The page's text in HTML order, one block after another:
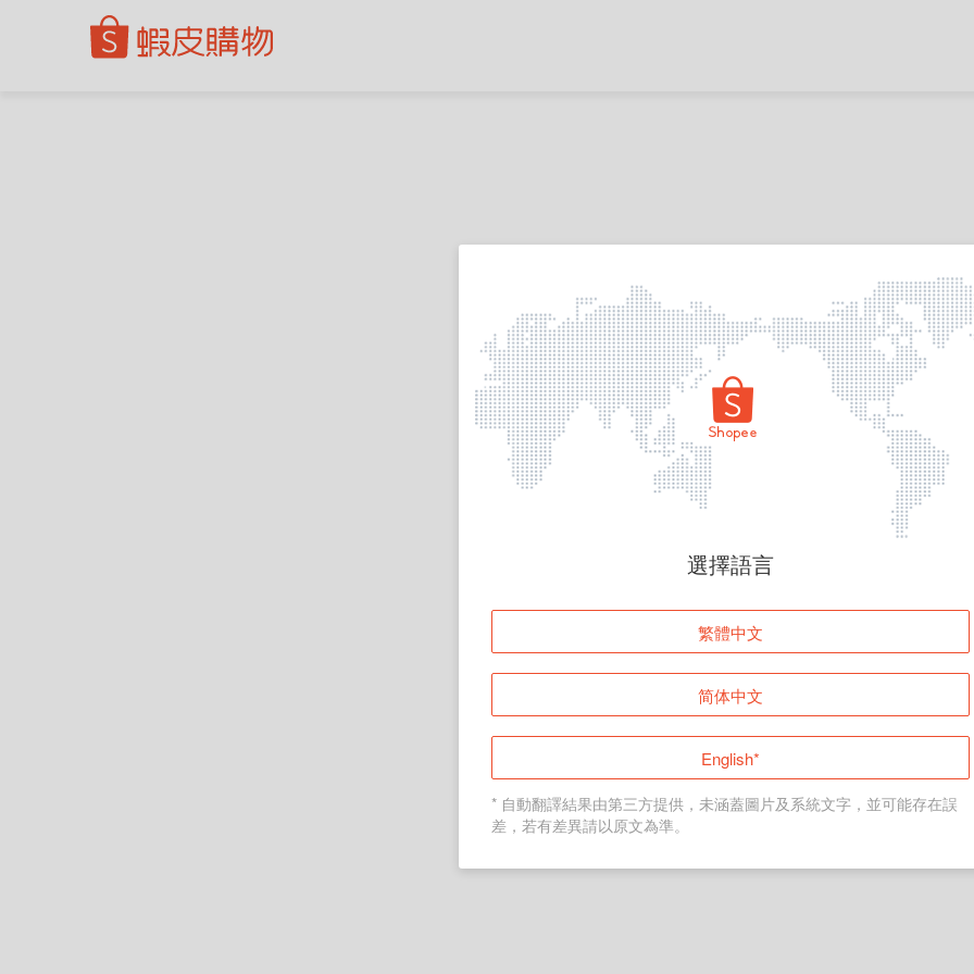
頁面無法顯示
登入
返回首頁
選擇語言
繁體中文
简体中文
English*
* 自動翻譯結果由第三方提供，未涵蓋圖片及系統文字，並可能存在誤
差，若有差異請以原文為準。